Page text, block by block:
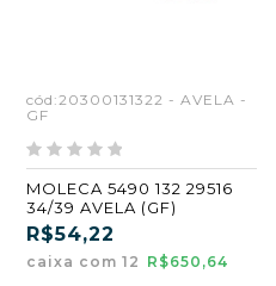
cód:20300131322 - AVELA -
GF
MOLECA 5490 132 29516
34/39 AVELA (GF)
R$54,22
caixa com 12 R$650,64